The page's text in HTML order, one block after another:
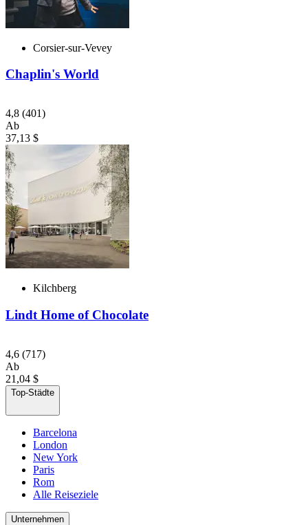
Corsier-sur-Vevey
Chaplin's World
4,8 (401)
Ab
37,13 $
Kilchberg
Lindt Home of Chocolate
4,6 (717)
Ab
21,04 $
Top-Städte
Barcelona
London
New York
Paris
Rom
Alle Reiseziele
Unternehmen